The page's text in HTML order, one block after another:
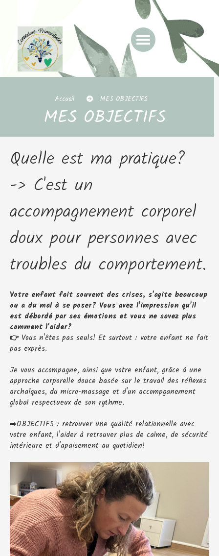
Accueil MES OBJECTIFS
MES OBJECTIFS
Quelle est ma pratique?
-> C'est un
accompagnement corporel
doux pour personnes avec
troubles du comportement.
Votre enfant fait souvent des crises, s'agite beaucoup
ou a du mal à se poser? Vous avez l'impression qu'il
est débordé par ses émotions et vous ne savez plus
comment l'aider?
👉 Vous n'êtes pas seuls! Et surtout : votre enfant ne fait
pas exprès.
Je vous accompagne, ainsi que votre enfant, grâce à une
approche corporelle douce basée sur le travail des réflexes
archaïques, du micro-massage et d'un accompganement
global respectueux de son rythme.
➡️OBJECTIFS : retrouver une qualité relationnelle avec
votre enfant, l'aider à retrouver plus de calme, de sécurité
intérieure et d'apaisement au quotidien!